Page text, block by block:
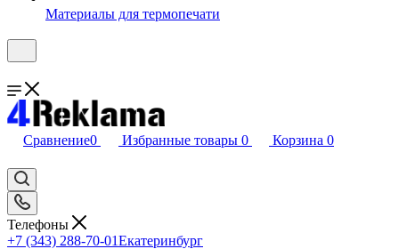
Материалы для термопечати
Сравнение0 Избранные товары 0 Корзина 0
Телефоны
+7 (343) 288-70-01Екатеринбург